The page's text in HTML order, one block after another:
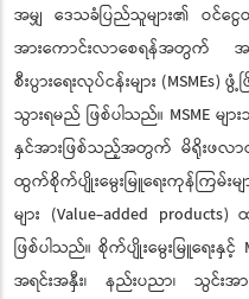
အမျှ ဒေသခံပြည်သူများ၏ ဝင်ငွ
အားကောင်းလာစေရန်အတွက်
စီးပွားရေးလုပ်ငန်းများ
သွားရမည် ဖြစ်ပါသည်။ MSME မ
နှင်အားဖြစ်သည့်အတွက် မိရိုးဖလာ
ထွက်စိုက်ပျိုးမွေးမြူရေးကုန်ကြမ်
များ (Value-added
ဖြစ်ပါသည်။ စိုက်ပျိုးမွေးမြူရေး
အရင်းအနှီး၊ နည်းပညာ၊ သွင်း